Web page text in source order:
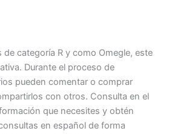
de categoría R y como Omegle, este
Durante el proceso de
pueden comentar o comprar
con otros. Consulta en el
que necesites y obtén
en español de forma